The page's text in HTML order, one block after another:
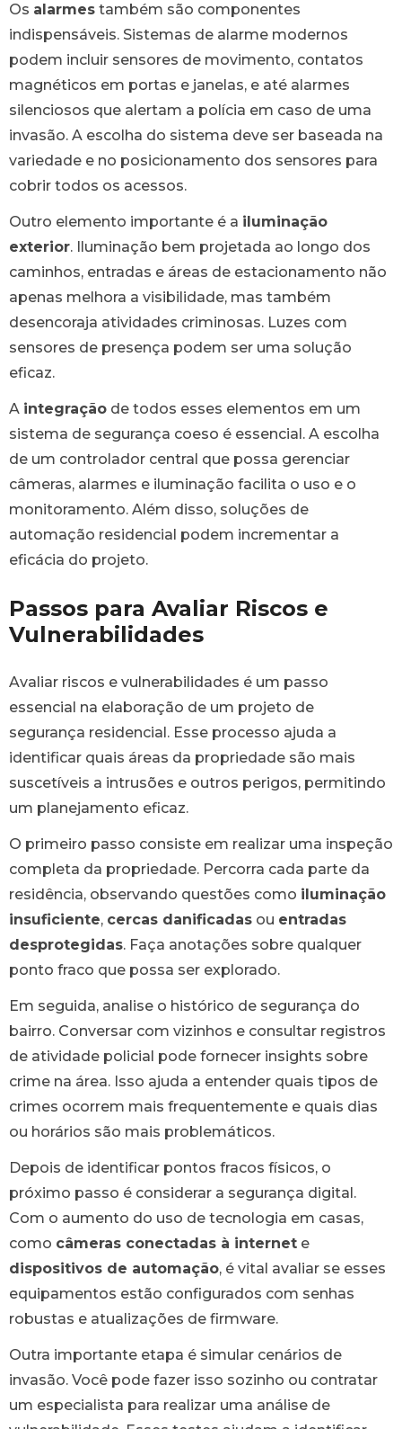
Os alarmes também são componentes
indispensáveis. Sistemas de alarme modernos
podem incluir sensores de movimento, contatos
magnéticos em portas e janelas, e até alarmes
silenciosos que alertam a polícia em caso de uma
invasão. A escolha do sistema deve ser baseada na
variedade e no posicionamento dos sensores para
cobrir todos os acessos.
Outro elemento importante é a iluminação
exterior. Iluminação bem projetada ao longo dos
caminhos, entradas e áreas de estacionamento não
apenas melhora a visibilidade, mas também
desencoraja atividades criminosas. Luzes com
sensores de presença podem ser uma solução
eficaz.
A integração de todos esses elementos em um
sistema de segurança coeso é essencial. A escolha
de um controlador central que possa gerenciar
câmeras, alarmes e iluminação facilita o uso e o
monitoramento. Além disso, soluções de
automação residencial podem incrementar a
eficácia do projeto.
Passos para Avaliar Riscos e
Vulnerabilidades
Avaliar riscos e vulnerabilidades é um passo
essencial na elaboração de um projeto de
segurança residencial. Esse processo ajuda a
identificar quais áreas da propriedade são mais
suscetíveis a intrusões e outros perigos, permitindo
um planejamento eficaz.
O primeiro passo consiste em realizar uma inspeção
completa da propriedade. Percorra cada parte da
residência, observando questões como iluminação
insuficiente, cercas danificadas ou entradas
desprotegidas. Faça anotações sobre qualquer
ponto fraco que possa ser explorado.
Em seguida, analise o histórico de segurança do
bairro. Conversar com vizinhos e consultar registros
de atividade policial pode fornecer insights sobre
crime na área. Isso ajuda a entender quais tipos de
crimes ocorrem mais frequentemente e quais dias
ou horários são mais problemáticos.
Depois de identificar pontos fracos físicos, o
próximo passo é considerar a segurança digital.
Com o aumento do uso de tecnologia em casas,
como câmeras conectadas à internet e
dispositivos de automação, é vital avaliar se esses
equipamentos estão configurados com senhas
robustas e atualizações de firmware.
Outra importante etapa é simular cenários de
invasão. Você pode fazer isso sozinho ou contratar
um especialista para realizar uma análise de